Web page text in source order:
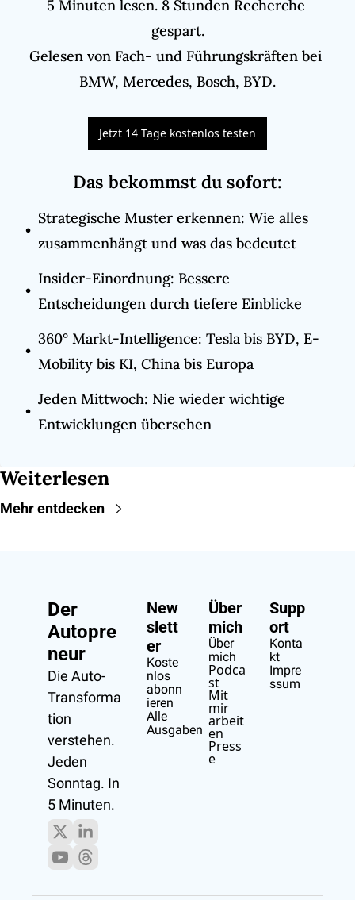
5 Minuten lesen. 8 Stunden Recherche
gespart.
Gelesen von Fach- und Führungskräften bei
BMW, Mercedes, Bosch, BYD.
Jetzt 14 Tage kostenlos testen
Das bekommst du sofort:
Strategische Muster erkennen: Wie alles
zusammenhängt und was das bedeutet
Insider-Einordnung: Bessere
Entscheidungen durch tiefere Einblicke
360° Markt-Intelligence: Tesla bis BYD, E-
Mobility bis KI, China bis Europa
Jeden Mittwoch: Nie wieder wichtige
Entwicklungen übersehen
Weiterlesen
Mehr entdecken
Der
Autopre
neur
Die Auto-
Transforma
tion
verstehen.
Jeden
Sonntag. In
5 Minuten.
New
slett
er
Koste
nlos
abonn
ieren
Alle
Ausgaben
Über
mich
Über
mich
Podca
st
Mit
mir
arbeit
en
Press
e
Supp
ort
Konta
kt
Impre
ssum